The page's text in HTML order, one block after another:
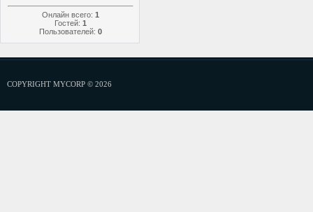
Онлайн всего: 1
Гостей: 1
Пользователей: 0
COPYRIGHT MYCORP © 2026